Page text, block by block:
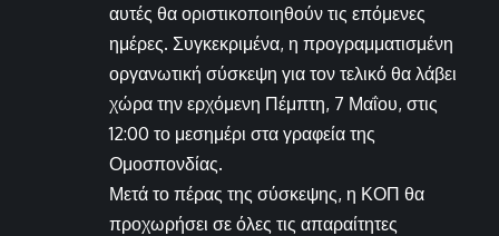
αυτές θα οριστικοποιηθούν τις επόμενες
ημέρες. Συγκεκριμένα, η προγραμματισμένη
οργανωτική σύσκεψη για τον τελικό θα λάβει
χώρα την ερχόμενη Πέμπτη, 7 Μαΐου, στις
12:00 το μεσημέρι στα γραφεία της
Ομοσπονδίας.
Μετά το πέρας της σύσκεψης, η ΚΟΠ θα
προχωρήσει σε όλες τις απαραίτητες